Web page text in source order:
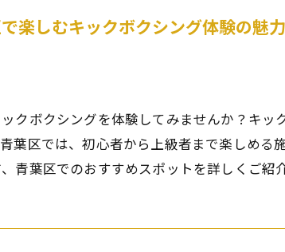
楽しむキックボクシング体験の魅力
クボクシングを体験してみませんか？キ
葉区では、初心者から上級者まで楽しめ
青葉区でのおすすめスポットを詳しくご紹介